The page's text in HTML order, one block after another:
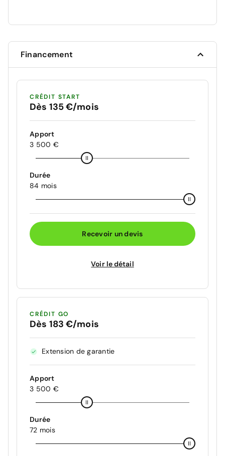
Financement
CRÉDIT START
Dès 135 €/mois
Apport
3 500 €
Durée
84 mois
Recevoir un devis
Voir le détail
CRÉDIT GO
Dès 183 €/mois
Extension de garantie
Apport
3 500 €
Durée
72 mois